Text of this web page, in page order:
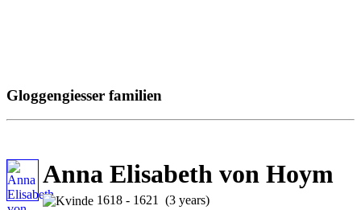
Gloggengiesser familien
Anna Elisabeth von Hoym
1618 - 1621 (3 years)